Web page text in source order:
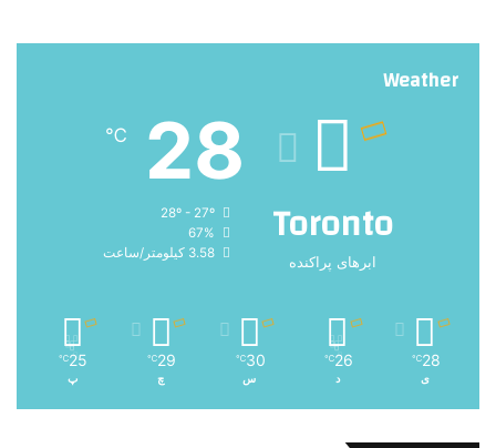
Weather
Toronto
ابرهای پراکنده
28
℃
67%
3.58 کیلومتر/ساعت
28
℃
ی
26
℃
د
30
℃
س
29
℃
چ
25
℃
پ